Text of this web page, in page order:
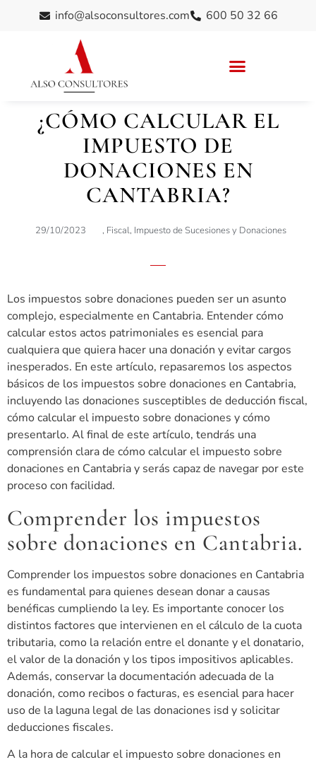
info@alsoconsultores.com 600 50 32 66
¿CÓMO CALCULAR EL
IMPUESTO DE
DONACIONES EN
CANTABRIA?
29/10/2023 , Fiscal, Impuesto de Sucesiones y Donaciones
Los impuestos sobre donaciones pueden ser un asunto
complejo, especialmente en Cantabria. Entender cómo
calcular estos actos patrimoniales es esencial para
cualquiera que quiera hacer una donación y evitar cargos
inesperados. En este artículo, repasaremos los aspectos
básicos de los impuestos sobre donaciones en Cantabria,
incluyendo las donaciones susceptibles de deducción fiscal,
cómo calcular el impuesto sobre donaciones y cómo
presentarlo. Al final de este artículo, tendrás una
comprensión clara de cómo calcular el impuesto sobre
donaciones en Cantabria y serás capaz de navegar por este
proceso con facilidad.
Comprender los impuestos
sobre donaciones en Cantabria.
Comprender los impuestos sobre donaciones en Cantabria
es fundamental para quienes desean donar a causas
benéficas cumpliendo la ley. Es importante conocer los
distintos factores que intervienen en el cálculo de la cuota
tributaria, como la relación entre el donante y el donatario,
el valor de la donación y los tipos impositivos aplicables.
Además, conservar la documentación adecuada de la
donación, como recibos o facturas, es esencial para hacer
uso de la laguna legal de las donaciones isd y solicitar
deducciones fiscales.
A la hora de calcular el impuesto sobre donaciones en